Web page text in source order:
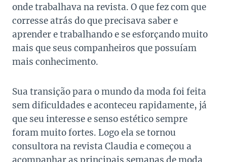
onde trabalhava na revista. O que fez com que
corresse atrás do que precisava saber e
aprender e trabalhando e se esforçando muito
mais que seus companheiros que possuíam
mais conhecimento.
Sua transição para o mundo da moda foi feita
sem dificuldades e aconteceu rapidamente, já
que seu interesse e senso estético sempre
foram muito fortes. Logo ela se tornou
consultora na revista Claudia e começou a